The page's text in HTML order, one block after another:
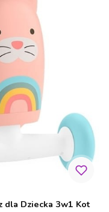
dla Dziecka 3w1 Kot